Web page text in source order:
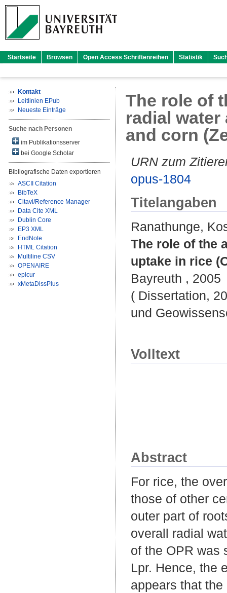
Startseite Browsen Open Access Schriftenreihen Statistik
Kontakt
Leitlinien EPub
Neueste Einträge
Suche nach Personen
im Publikationsserver
bei Google Scholar
Bibliografische Daten exportieren
ASCII Citation
BibTeX
Citavi/Reference Manager
Data Cite XML
Dublin Core
EP3 XML
EndNote
HTML Citation
Multiline CSV
OPENAIRE
epicur
xMetaDissPlus
The role of
radial water
and corn
URN zum
opus-1804
Titelangaben
Ranathunge,
The role of the
uptake in rice
Bayreuth , 2005
( Dissertation,
und
Volltext
Abstract
For rice, the
those of other
outer part of
overall radial
of the OPR was
Lpr. Hence, the
appears that